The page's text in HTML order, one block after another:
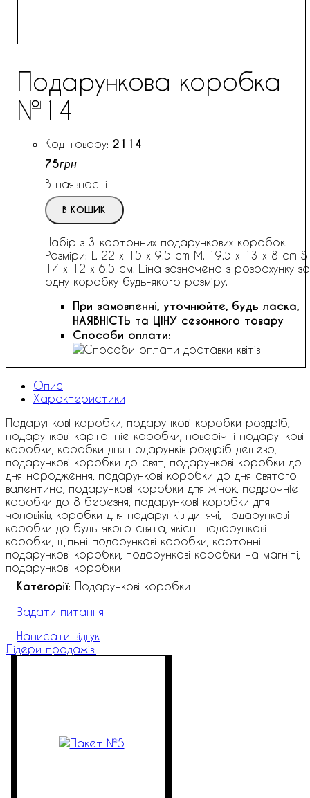
Подарункова коробка
№14
2114
75грн
В наявності
В КОШИК
Набір з 3 картонних подарункових коробок.
Розміри: L. 22 x 15 x 9.5 cm M. 19.5 x 13 x 8 cm S.
17 x 12 x 6.5 см. Ціна зазначена з розрахунку за
одну коробку будь-якого розміру.
При замовленні, уточнюйте, будь ласка,
НАЯВНІСТЬ та ЦІНУ сезонного товару
Способи оплати:
Опис
Характеристики
Подарункові коробки, подарункові коробки роздріб,
подарункові картонніе коробки, новорічні подарункові
коробки, коробки для подарунків роздріб дешево,
подарункові коробки до свят, подарункові коробки до
дня народження, подарункові коробки до дня святого
валентина, подарункові коробки для жінок, подрочніе
коробки до 8 березня, подарункові коробки для
чоловіків, коробки для подарунків дитячі, подарункові
коробки до будь-якого свята, якісні подарункові
коробки, щільні подарункові коробки, картонні
подарункові коробки, подарункові коробки на магніті,
подарункові коробки
Категорії: Подарункові коробки
Задати питання
Написати відгук
Лідери продажів: